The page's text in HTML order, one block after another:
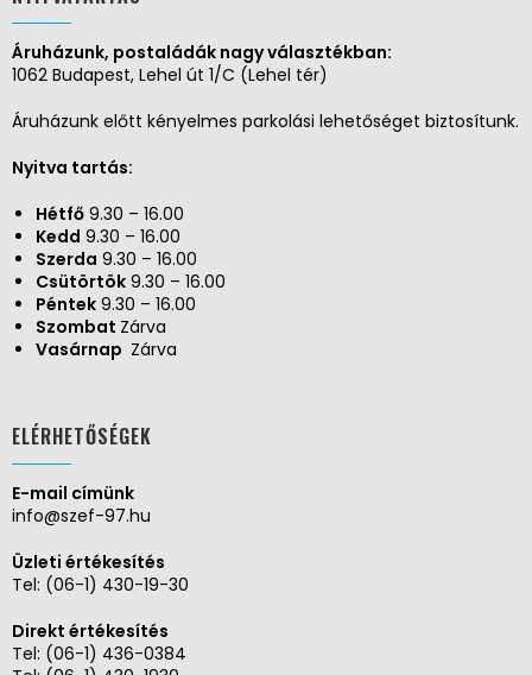
Áruházunk, postaládák nagy választékban:
1062 Budapest, Lehel út 1/C (Lehel tér)
Áruházunk előtt kényelmes parkolási lehetőséget biztosítunk.
Nyitva tartás:
Hétfő 9.30 – 16.00
Kedd 9.30 – 16.00
Szerda 9.30 – 16.00
Csütörtök 9.30 – 16.00
Péntek 9.30 – 16.00
Szombat Zárva
Vasárnap Zárva
ELÉRHETŐSÉGEK
E-mail címünk
info@szef-97.hu
Üzleti értékesítés
Tel: (06-1) 430-19-30
Direkt értékesítés
Tel: (06-1) 436-0384